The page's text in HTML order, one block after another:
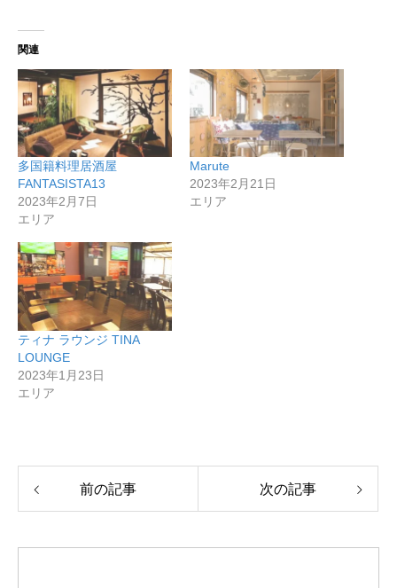
関連
多国籍料理居酒屋
FANTASISTA13
2023年2月7日
エリア
Marute
2023年2月21日
エリア
ティナ ラウンジ TINA
LOUNGE
2023年1月23日
エリア
前の記事 次の記事